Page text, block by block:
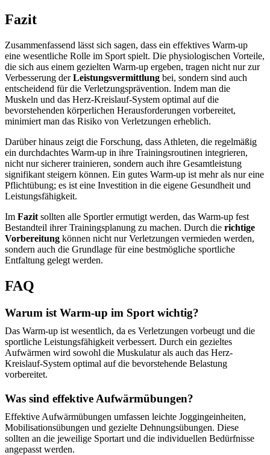
Fazit
Zusammenfassend lässt sich sagen, dass ein effektives Warm-up
eine wesentliche Rolle im Sport spielt. Die physiologischen Vorteile,
die sich aus einem gezielten Warm-up ergeben, tragen nicht nur zur
Verbesserung derLeistungsvermittlung bei, sondern sind auch
entscheidend für die Verletzungsprävention. Indem man die
Muskeln und das Herz-Kreislauf-System optimal auf die
bevorstehenden körperlichen Herausforderungen vorbereitet,
minimiert man das Risiko von Verletzungen erheblich.
Darüber hinaus zeigt die Forschung, dass Athleten, die regelmäßig
ein durchdachtes Warm-up in ihre Trainingsroutinen integrieren,
nicht nur sicherer trainieren, sondern auch ihre Gesamtleistung
signifikant steigern können. Ein gutes Warm-up ist mehr als nur eine
Pflichtübung; es ist eine Investition in die eigene Gesundheit und
Leistungsfähigkeit.
Im Fazit sollten alle Sportler ermutigt werden, das Warm-up fest
Bestandteil ihrer Trainingsplanung zu machen. Durch die richtige
Vorbereitung können nicht nur Verletzungen vermieden werden,
sondern auch die Grundlage für eine bestmögliche sportliche
Entfaltung gelegt werden.
FAQ
Warum ist Warm-up im Sport wichtig?
Das Warm-up ist wesentlich, da es Verletzungen vorbeugt und die
sportliche Leistungsfähigkeit verbessert. Durch ein gezieltes
Aufwärmen wird sowohl die Muskulatur als auch das Herz-
Kreislauf-System optimal auf die bevorstehende Belastung
vorbereitet.
Was sind effektive Aufwärmübungen?
Effektive Aufwärmübungen umfassen leichte Joggingeinheiten,
Mobilisationsübungen und gezielte Dehnungsübungen. Diese
sollten an die jeweilige Sportart und die individuellen Bedürfnisse
angepasst werden.